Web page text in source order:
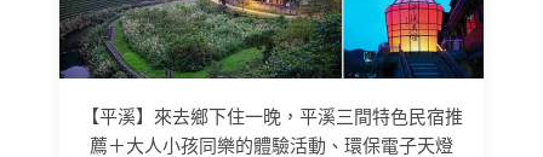
【平溪】來去鄉下住一晚，平溪三間特色民宿推
薦＋大人小孩同樂的體驗活動、環保電子天燈